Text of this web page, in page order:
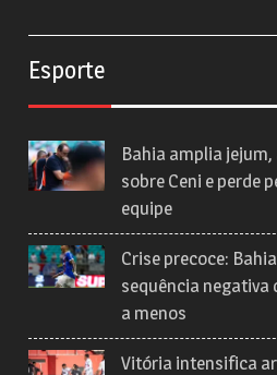
Esporte
Bahia amplia
sobre Ceni e perde
equipe
Crise precoce:
sequência negativa
a menos
Vitória intensifica